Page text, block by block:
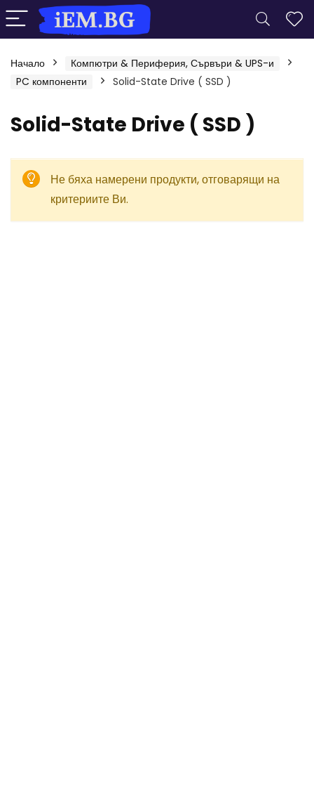
Начало
Компютри & Периферия, Сървъри & UPS-и
PC компоненти
Solid-State Drive ( SSD )
Solid-State Drive ( SSD )
Не бяха намерени продукти, отговарящи на
критериите Ви.